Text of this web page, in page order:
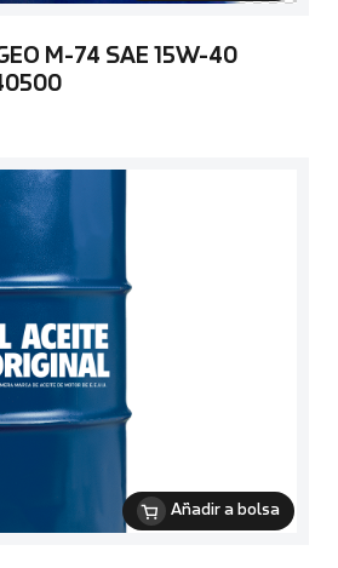
M-74 SAE 15W-40
Añadir a bolsa